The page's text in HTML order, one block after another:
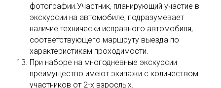
фотографии.Участник, планирующий участие в
экскурсии на автомобиле, подразумевает
наличие технически исправного автомобиля,
соответствующего маршруту выезда по
характеристикам проходимости.
При наборе на многодневные экскурсии
преимущество имеют экипажи с количеством
участников от 2-х взрослых.